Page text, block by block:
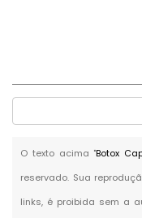
O texto acima "Botox
reservado. Sua
links, é proibida sem a